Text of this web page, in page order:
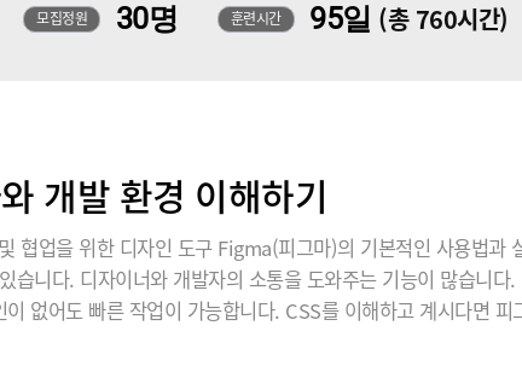
모집정원 30명 훈련시간 95일 (총 760시간)
개발 환경 이해하기
협업을 위한 디자인 도구 Figma(피그마)의 기본적인 사용법과
니다. 디자이너와 개발자의 소통을 도와주는 기능이 많습니
없어도 빠른 작업이 가능합니다. CSS를 이해하고 계시다면